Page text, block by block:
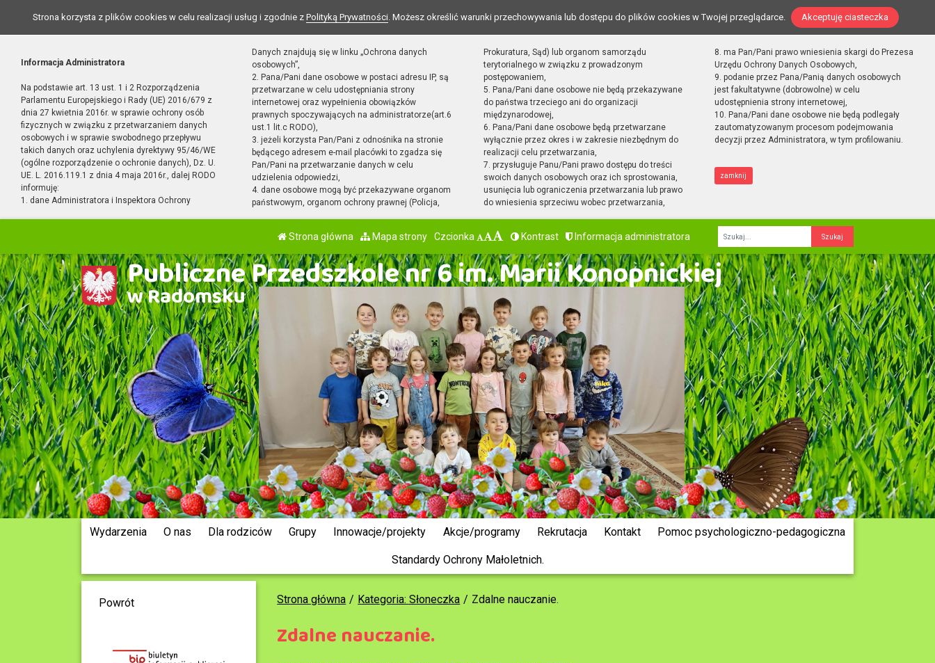
Strona korzysta z plików cookies w celu realizacji usług i zgodnie z Polityką Prywatności. Możesz określić warunki przechowywania lub dostępu do plików cookies w Twojej przeglądarce. Akceptuję ciasteczka
Informacja Administratora
Na podstawie art. 13 ust. 1 i 2 Rozporządzenia
Parlamentu Europejskiego i Rady (UE) 2016/679 z
dnia 27 kwietnia 2016r. w sprawie ochrony osób
fizycznych w związku z przetwarzaniem danych
osobowych i w sprawie swobodnego przepływu
takich danych oraz uchylenia dyrektywy 95/46/WE
(ogólne rozporządzenie o ochronie danych), Dz. U.
UE. L. 2016.119.1 z dnia 4 maja 2016r., dalej RODO
informuję:
1. dane Administratora i Inspektora Ochrony
Danych znajdują się w linku „Ochrona danych
osobowych”,
2. Pana/Pani dane osobowe w postaci adresu IP, są
przetwarzane w celu udostępniania strony
internetowej oraz wypełnienia obowiązków
prawnych spoczywających na administratorze(art.6
ust.1 lit.c RODO),
3. jeżeli korzysta Pan/Pani z odnośnika na stronie
będącego adresem e-mail placówki to zgadza się
Pan/Pani na przetwarzanie danych w celu
udzielenia odpowiedzi,
4. dane osobowe mogą być przekazywane organom
państwowym, organom ochrony prawnej (Policja,
Prokuratura, Sąd) lub organom samorządu
terytorialnego w związku z prowadzonym
postępowaniem,
5. Pana/Pani dane osobowe nie będą przekazywane
do państwa trzeciego ani do organizacji
międzynarodowej,
6. Pana/Pani dane osobowe będą przetwarzane
wyłącznie przez okres i w zakresie niezbędnym do
realizacji celu przetwarzania,
7. przysługuje Panu/Pani prawo dostępu do treści
swoich danych osobowych oraz ich sprostowania,
usunięcia lub ograniczenia przetwarzania lub prawo
do wniesienia sprzeciwu wobec przetwarzania,
8. ma Pan/Pani prawo wniesienia skargi do Prezesa
Urzędu Ochrony Danych Osobowych,
9. podanie przez Pana/Panią danych osobowych
jest fakultatywne (dobrowolne) w celu
udostępnienia strony internetowej,
10. Pana/Pani dane osobowe nie będą podlegały
zautomatyzowanym procesom podejmowania
decyzji przez Administratora, w tym profilowaniu.
zamknij
Strona główna Mapa strony Czcionka Kontrast Informacja administratora
Fraza
Publiczne Przedszkole nr 6 im. Marii Konopnickiej
w Radomsku
Wydarzenia O nas Dla rodziców Grupy Innowacje/projekty Akcje/programy Rekrutacja Kontakt Pomoc psychologiczno-pedagogiczna
Standardy Ochrony Małoletnich.
Strona główna Kategoria: Słoneczka Zdalne nauczanie.
Zdalne nauczanie.
Powrót